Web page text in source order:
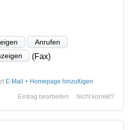
Anrufen
(Fax)
E-Mail + Homepage hinzufügen
Nicht korrekt?
Eintrag bearbeiten